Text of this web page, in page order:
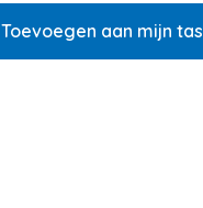
Toevoegen aan mijn tas